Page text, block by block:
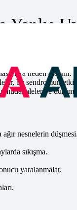
Yanlış
Uygulamalar ve
baskı
neden olabilir.
bu sendromun
ve
nesnelerin düşmesi.
sıkışma.
yaralanmalar.